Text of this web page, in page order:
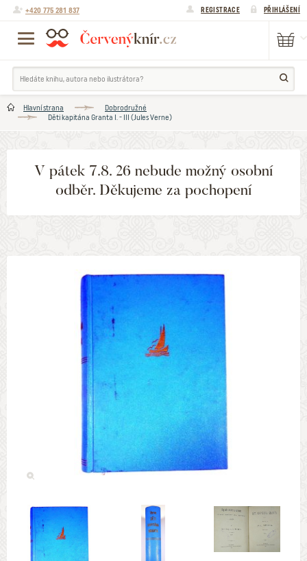
+420 775 281 837 REGISTRACE PŘIHLÁŠENÍ
Hlavní strana
Dobrodružné
Děti kapitána Granta I. - III (Jules Verne)
V pátek 7.8. 26 nebude možný osobní
odběr. Děkujeme za pochopení